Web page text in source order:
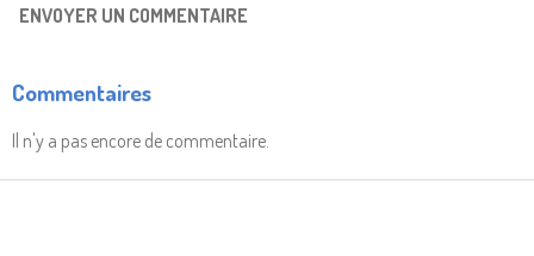
ENVOYER UN COMMENTAIRE
Commentaires
Il n'y a pas encore de commentaire.